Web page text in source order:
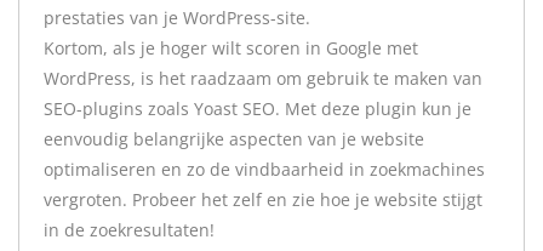
prestaties van je WordPress-site.
Kortom, als je hoger wilt scoren in Google met
WordPress, is het raadzaam om gebruik te maken van
SEO-plugins zoals Yoast SEO. Met deze plugin kun je
eenvoudig belangrijke aspecten van je website
optimaliseren en zo de vindbaarheid in zoekmachines
vergroten. Probeer het zelf en zie hoe je website stijgt
in de zoekresultaten!